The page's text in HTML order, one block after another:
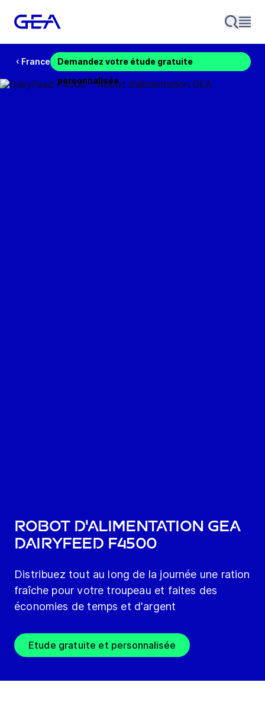
France
Demandez votre étude gratuite
personnalisée
Robot d'alimentation GEA
DairyFeed F4500
Distribuez tout au long de la journée une ration
fraîche pour votre troupeau et faites des
économies de temps et d'argent
Etude gratuite et personnalisée